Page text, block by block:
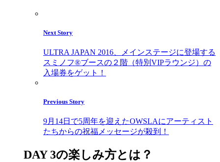
Next Story
ULTRA JAPAN 2016、メインステージに登場する
スミノフ®ブースの２階（特別VIPラウンジ）の
入場券をゲット！
Previous Story
9月14日で5周年を迎えたOWSLAにアーティスト
たちからの祝福メッセージが殺到！
DAY 3の楽しみ方とは？